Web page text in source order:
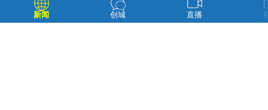
新闻 创城 直播